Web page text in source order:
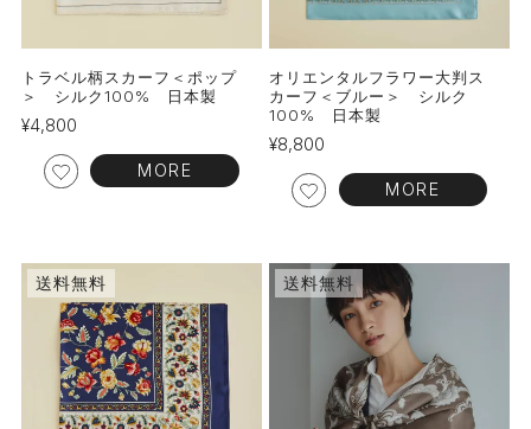
トラベル柄スカーフ＜ポップ
＞ シルク100% 日本製
¥4,800
MORE
オリエンタルフラワー大判ス
カーフ＜ブルー＞ シルク
100% 日本製
¥8,800
MORE
送料無料 送料無料